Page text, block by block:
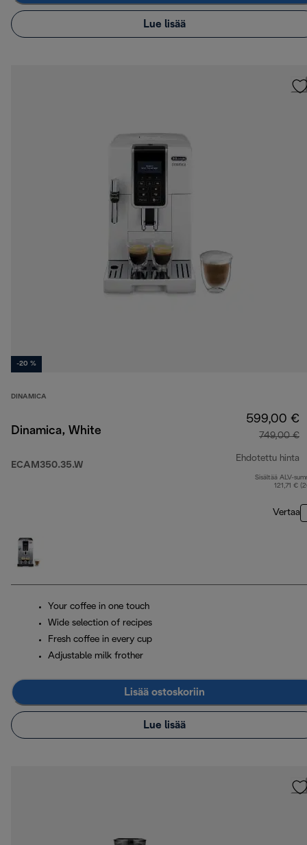
Lue lisää
-20 %
DINAMICA
Dinamica, White
ECAM350.35.W
599,00 €
749,00 €
Ehdotettu hinta
Sisältää ALV-
121,71 €
Vertaa
Your coffee in one touch
Wide selection of recipes
Fresh coffee in every cup
Adjustable milk frother
Lisää ostoskoriin
Lue lisää